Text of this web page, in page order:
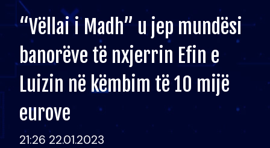
“Vëllai i Madh” u jep mundësi
banorëve të nxjerrin Efin e
Luizin në këmbim të 10 mijë
eurove
21:26 22.01.2023